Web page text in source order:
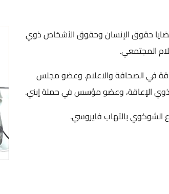
حقوق الإنسان وحقوق الأشخاص ذوي
في الصحافة والاعلام. وعضو مجلس
الإعاقة، وعضو مؤسس في حملة إبني.
الشوكوي بالتهاب فايروسي.